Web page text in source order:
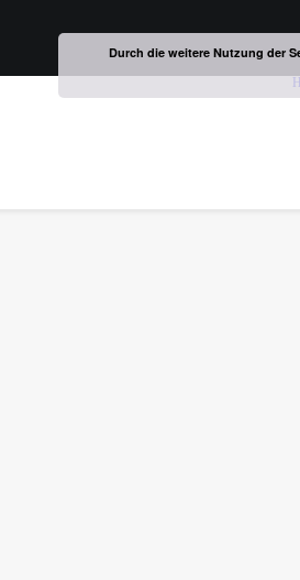
Durch die weitere Nutzung der